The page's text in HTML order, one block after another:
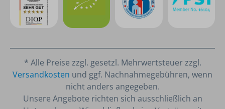
* Alle Preise zzgl. gesetzl. Mehrwertsteuer zzgl.
Versandkosten und ggf. Nachnahmegebühren, wenn
nicht anders angegeben.
Unsere Angebote richten sich ausschließlich an